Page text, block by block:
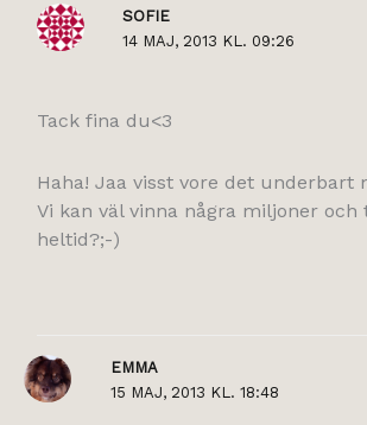
SOFIE
14 MAJ, 2013 KL. 09:26
Tack fina du<3
Haha! Jaa visst vore det
Vi kan väl vinna några miljoner och
heltid?;-)
EMMA
15 MAJ, 2013 KL. 18:48